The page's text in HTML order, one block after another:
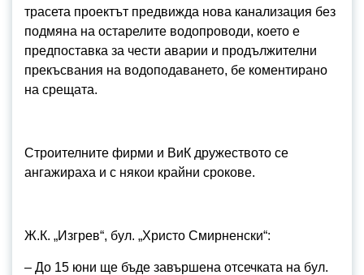
трасета проектът предвижда нова канализация без
подмяна на остарелите водопроводи, което е
предпоставка за чести аварии и продължителни
прекъсвания на водоподаването, бе коментирано
на срещата.
Строителните фирми и ВиК дружеството се
ангажираха и с някои крайни срокове.
Ж.К. „Изгрев“, бул. „Христо Смирненски“:
– До 15 юни ще бъде завършена отсечката на бул.